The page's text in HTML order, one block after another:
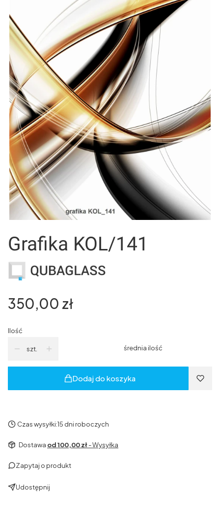
Grafika KOL/141
Cena
350,00 zł
Ilość
szt. średnia ilość
Dodaj do koszyka
Czas wysyłki:15 dni roboczych
Dostawa od 100,00 zł- Wysyłka
Zapytaj o produkt
Udostępnij